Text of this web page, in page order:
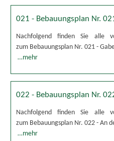
021 - Bebauungsplan Nr.
Nachfolgend finden Sie alle
zum Bebauungsplan Nr. 021 -
…mehr
022 - Bebauungsplan Nr.
Nachfolgend finden Sie alle
zum Bebauungsplan Nr. 022 - An
…mehr